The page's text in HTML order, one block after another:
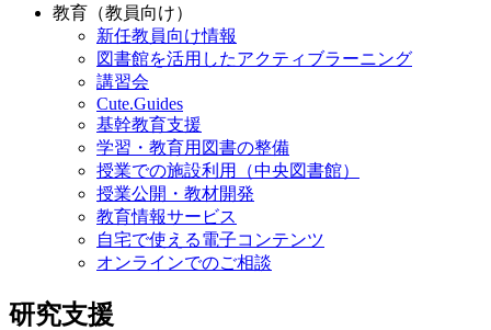
教育（教員向け）
新任教員向け情報
図書館を活用したアクティブラーニング
講習会
Cute.Guides
基幹教育支援
学習・教育用図書の整備
授業での施設利用（中央図書館）
授業公開・教材開発
教育情報サービス
自宅で使える電子コンテンツ
オンラインでのご相談
研究支援